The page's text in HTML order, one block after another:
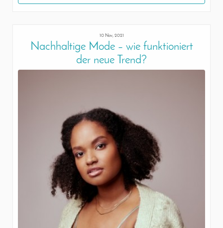
10 Nov, 2021
Nachhaltige Mode – wie funktioniert
der neue Trend?